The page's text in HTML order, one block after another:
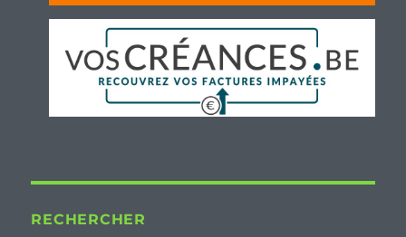
RECHERCHER